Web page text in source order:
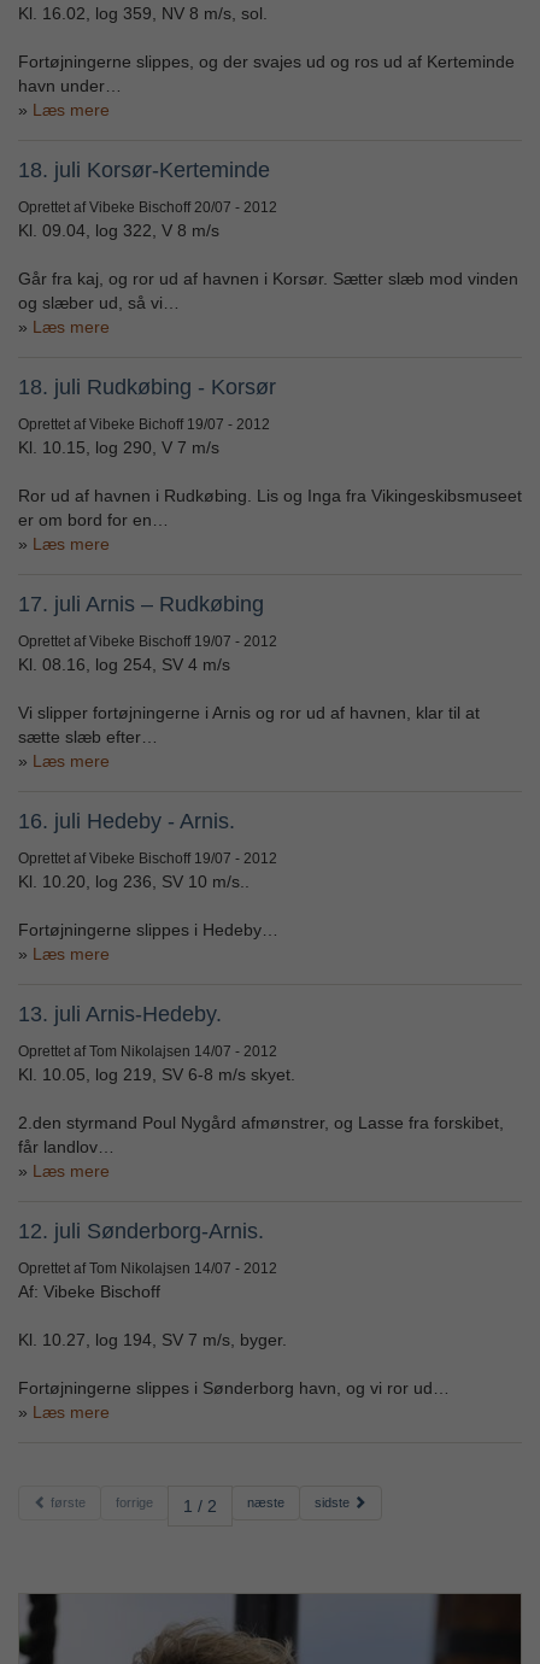
Kl. 16.02, log 359, NV 8 m/s, sol.
Fortøjningerne slippes, og der svajes ud og ros ud af Kerteminde
havn under…
Læs mere
18. juli Korsør-Kerteminde
Oprettet af Vibeke Bischoff20/07 - 2012
Kl. 09.04, log 322, V 8 m/s
Går fra kaj, og ror ud af havnen i Korsør. Sætter slæb mod vinden
og slæber ud, så vi…
Læs mere
18. juli Rudkøbing - Korsør
Oprettet af Vibeke Bichoff 19/07 - 2012
Kl. 10.15, log 290, V 7 m/s
Ror ud af havnen i Rudkøbing. Lis og Inga fra Vikingeskibsmuseet
er om bord for en…
Læs mere
17. juli Arnis – Rudkøbing
Oprettet af Vibeke Bischoff 19/07 - 2012
Kl. 08.16, log 254, SV 4 m/s
Vi slipper fortøjningerne i Arnis og ror ud af havnen, klar til at
sætte slæb efter…
Læs mere
16. juli Hedeby - Arnis.
Oprettet af Vibeke Bischoff 19/07 - 2012
Kl. 10.20, log 236, SV 10 m/s..
Fortøjningerne slippes i Hedeby…
Læs mere
13. juli Arnis-Hedeby.
Oprettet af Tom Nikolajsen 14/07 - 2012
Kl. 10.05, log 219, SV 6-8 m/s skyet.
2.den styrmand Poul Nygård afmønstrer, og Lasse fra forskibet,
får landlov…
Læs mere
12. juli Sønderborg-Arnis.
Oprettet af Tom Nikolajsen 14/07 - 2012
Af: Vibeke Bischoff
Kl. 10.27, log 194, SV 7 m/s, byger.
Fortøjningerne slippes i Sønderborg havn, og vi ror ud…
Læs mere
første forrige 1 / 2 næste sidste